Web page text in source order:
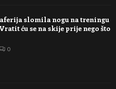
slomila nogu na treningu
ću se na skije prije nego što
0